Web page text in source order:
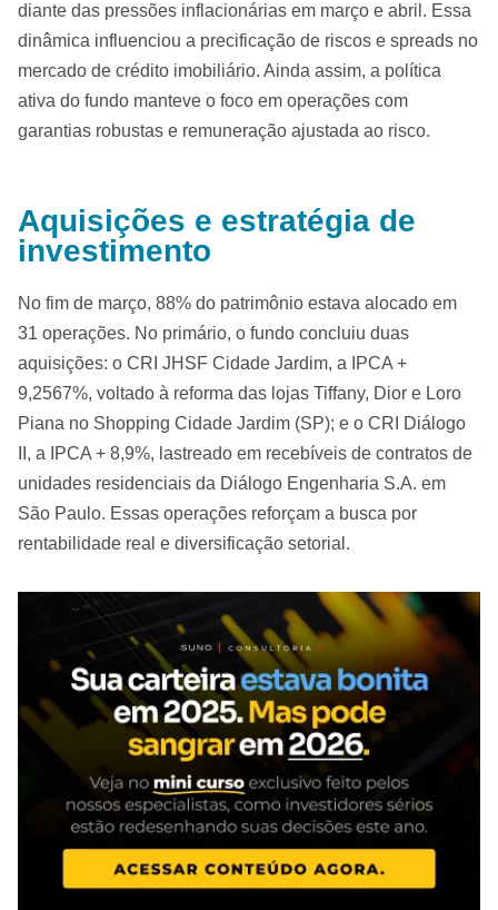
diante das pressões inflacionárias em março e abril. Essa
dinâmica influenciou a precificação de riscos e spreads no
mercado de crédito imobiliário. Ainda assim, a política
ativa do fundo manteve o foco em operações com
garantias robustas e remuneração ajustada ao risco.
Aquisições e estratégia de
investimento
No fim de março, 88% do patrimônio estava alocado em
31 operações. No primário, o fundo concluiu duas
aquisições: o CRI JHSF Cidade Jardim, a IPCA +
9,2567%, voltado à reforma das lojas Tiffany, Dior e Loro
Piana no Shopping Cidade Jardim (SP); e o CRI Diálogo
II, a IPCA + 8,9%, lastreado em recebíveis de contratos de
unidades residenciais da Diálogo Engenharia S.A. em
São Paulo. Essas operações reforçam a busca por
rentabilidade real e diversificação setorial.